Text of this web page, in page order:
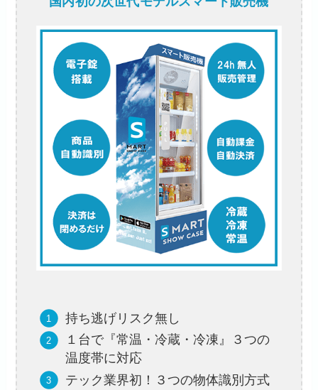
持ち逃げリスク無し
１台で『常温・冷蔵・冷凍』３つの
温度帯に対応
テック業界初！３つの物体識別方式